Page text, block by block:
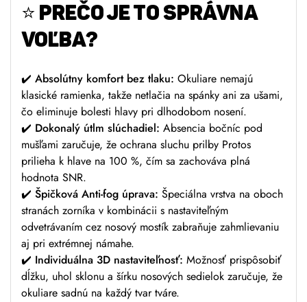
⭐ PREČO JE TO SPRÁVNA
VOĽBA?
✔️ Absolútny komfort bez tlaku: Okuliare nemajú
klasické ramienka, takže netlačia na spánky ani za ušami,
čo eliminuje bolesti hlavy pri dlhodobom nosení.
✔️ Dokonalý útlm slúchadiel: Absencia bočníc pod
mušľami zaručuje, že ochrana sluchu prilby Protos
prilieha k hlave na 100 %, čím sa zachováva plná
hodnota SNR.
✔️ Špičková Anti-fog úprava: Špeciálna vrstva na oboch
stranách zorníka v kombinácii s nastaviteľným
odvetrávaním cez nosový mostík zabraňuje zahmlievaniu
aj pri extrémnej námahe.
✔️ Individuálna 3D nastaviteľnosť: Možnosť prispôsobiť
dĺžku, uhol sklonu a šírku nosových sedielok zaručuje, že
okuliare sadnú na každý tvar tváre.